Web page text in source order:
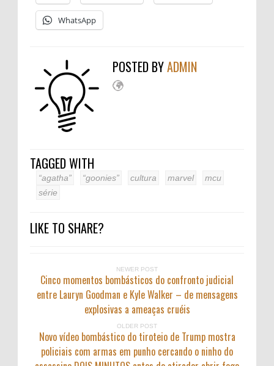
WhatsApp
POSTED BYADMIN
TAGGED WITH
“agatha” “goonies” cultura marvel
mcu
série
LIKE TO SHARE?
NEWER POST
Cinco momentos bombásticos do confronto judicial
entre Lauryn Goodman e Kyle Walker – de mensagens
explosivas a ameaças cruéis
OLDER POST
Novo vídeo bombástico do tiroteio de Trump mostra
policiais com armas em punho cercando o ninho do